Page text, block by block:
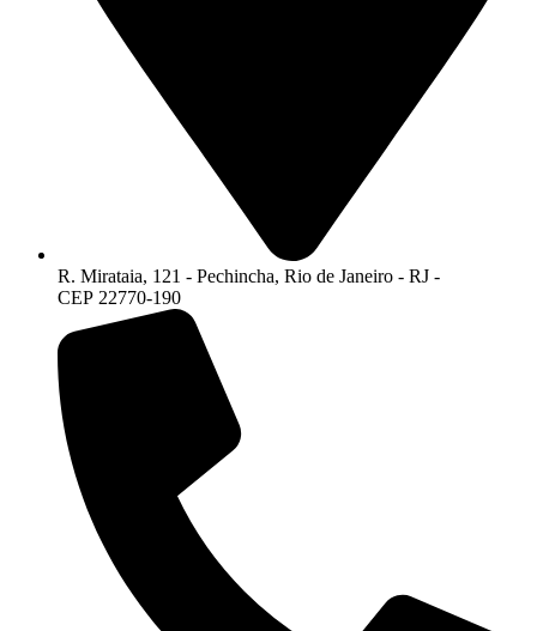
R. Mirataia, 121 - Pechincha, Rio de Janeiro - RJ -
CEP 22770-190